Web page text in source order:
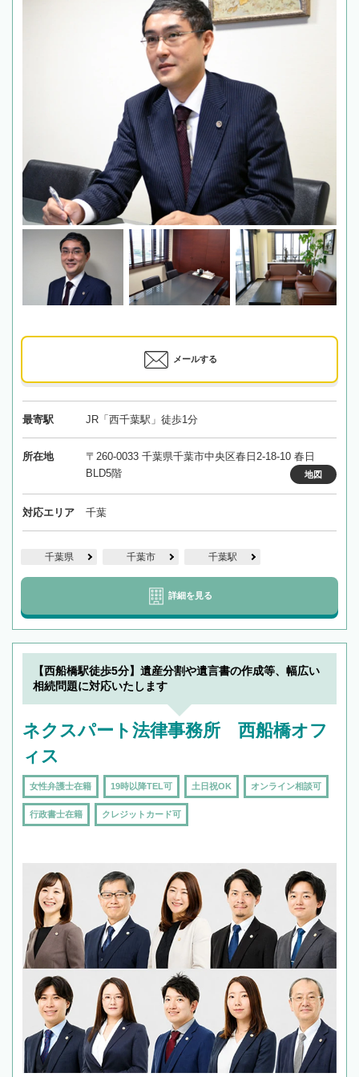
メールする
最寄駅 JR「西千葉駅」徒歩1分
所在地
〒260-0033 千葉県千葉市中央区春日2-18-10 春日
BLD5階
地図
対応エリア 千葉
千葉県 千葉市 千葉駅
詳細を見る
【西船橋駅徒歩5分】遺産分割や遺言書の作成等、幅広い
相続問題に対応いたします
ネクスパート法律事務所 西船橋オフ
ィス
女性弁護士在籍 19時以降TEL可 土日祝OK オンライン相談可
行政書士在籍 クレジットカード可